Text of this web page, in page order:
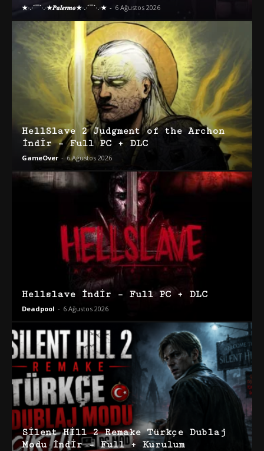
★·.·´¯`·.·★𝑷𝒂𝒍𝒆𝒓𝒎𝒐★·.·´¯`·.·★ - 6 Ağustos 2026
HellSlave 2 Judgment of the Archon
İndir – Full PC + DLC
GameOver - 6 Ağustos 2026
Hellslave İndir – Full PC + DLC
Deadpool - 6 Ağustos 2026
Silent Hill 2 Remake Türkçe Dublaj
Modu İndir – Full + Kurulum